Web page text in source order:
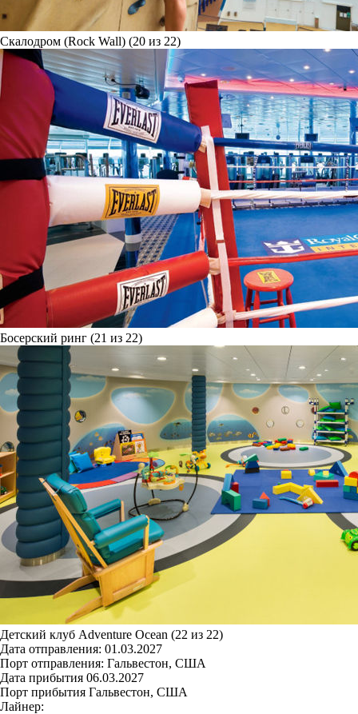
Скалодром (Rock Wall) (20 из 22)
Босерский ринг (21 из 22)
Детский клуб Adventure Ocean (22 из 22)
Дата отправления: 01.03.2027
Порт отправления: Гальвестон, США
Дата прибытия 06.03.2027
Порт прибытия Гальвестон, США
Лайнер: